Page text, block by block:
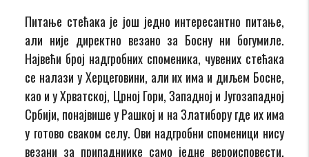
Питање стећака је још једно интересантно питање,
али није директно везано за Босну ни богумиле.
Највећи број надгробних споменика, чувених стећака
се налази у Херцеговини, али их има и диљем Босне,
као и у Хрватској, Црној Гори, Западној и Југозападној
Србији, понајвише у Рашкој и на Златибору где их има
у готово сваком селу. Ови надгробни споменици нису
везани за припадниике само једне вероисповести.